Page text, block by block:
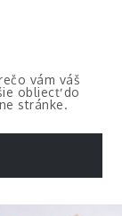
vám váš
obliecť do
stránke.